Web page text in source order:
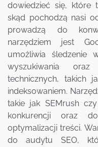
dowiedzieć się, które
skąd pochodzą nasi
prowadzą do
narzędziem jest
umożliwia śledzenie
wyszukiwania oraz
technicznych, takich
indeksowaniem.
takie jak SEMrush
konkurencji oraz
optymalizacji treści.
do audytu SEO,